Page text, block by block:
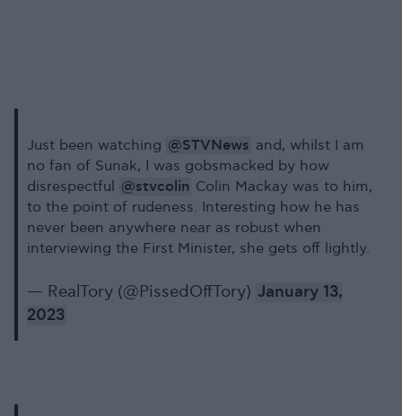
Just been watching @STVNews and, whilst I am
no fan of Sunak, I was gobsmacked by how
disrespectful @stvcolin Colin Mackay was to him,
to the point of rudeness. Interesting how he has
never been anywhere near as robust when
interviewing the First Minister, she gets off lightly.
— RealTory (@PissedOffTory) January 13,
2023